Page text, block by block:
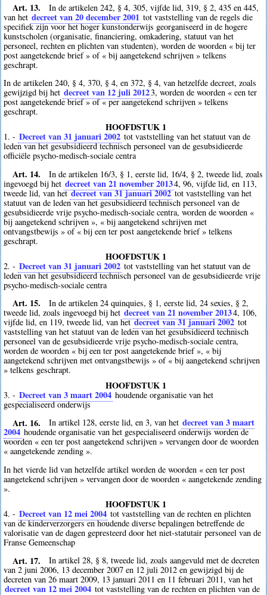
Art. 13.
In de artikelen 242, § 4, 305, vijfde lid, 319, § 2, 435 en 445,
van het decreet van 20 december 2001 tot vaststelling van de regels die
specifiek zijn voor het hoger kunstonderwijs georganiseerd in de hogere
kunstscholen (organisatie, financiering, omkadering, statuut van het
personeel, rechten en plichten van studenten), worden de woorden « bij ter
post aangetekende brief » of « bij aangetekend schrijven » telkens
geschrapt.
In de artikelen 240, § 4, 370, § 4, en 372, § 4, van hetzelfde decreet, zoals
gewijzigd bij het decreet van 12 juli 20123, worden de woorden « een ter
post aangetekende brief » of « per aangetekend schrijven » telkens
geschrapt.
HOOFDSTUK 1
1. - Decreet van 31 januari 2002 tot vaststelling van het statuut van de
leden van het gesubsidieerd technisch personeel van de gesubsidieerde
officiële psycho-medisch-sociale centra
Art. 14.
In de artikelen 16/3, § 1, eerste lid, 16/4, § 2, tweede lid, zoals
ingevoegd bij het decreet van 21 november 20134, 96, vijfde lid, en 113,
tweede lid, van hetdecreet van 31 januari 2002tot vaststelling van het
statuut van de leden van het gesubsidieerd technisch personeel van de
gesubsidieerde vrije psycho-medisch-sociale centra, worden de woorden «
bij aangetekend schrijven », « bij aangetekend schrijven met
ontvangstbewijs » of « bij een ter post aangetekende brief » telkens
geschrapt.
HOOFDSTUK 1
2. - Decreet van 31 januari 2002 tot vaststelling van het statuut van de
leden van het gesubsidieerd technisch personeel van de gesubsidieerde vrije
psycho-medisch-sociale centra
Art. 15.
In de artikelen 24 quinquies, § 1, eerste lid, 24 sexies, § 2,
tweede lid, zoals ingevoegd bij het decreet van 21 november 20134, 106,
vijfde lid, en 119, tweede lid, van hetdecreet van 31 januari 2002 tot
vaststelling van het statuut van de leden van het gesubsidieerd technisch
personeel van de gesubsidieerde vrije psycho-medisch-sociale centra,
worden de woorden « bij een ter post aangetekende brief », « bij
aangetekend schrijven met ontvangstbewijs » of « bij aangetekend schrijven
» telkens geschrapt.
HOOFDSTUK 1
3. - Decreet van 3 maart 2004 houdende organisatie van het
gespecialiseerd onderwijs
Art. 16. In artikel 128, eerste lid, en 3, van het decreet van 3 maart
2004 houdende organisatie van het gespecialiseerd onderwijs worden de
woorden « een ter post aangetekend schrijven » vervangen door de woorden
« aangetekende zending ».
In het vierde lid van hetzelfde artikel worden de woorden « een ter post
aangetekend schrijven » vervangen door de woorden « aangetekende zending
».
HOOFDSTUK 1
4. - Decreet van 12 mei 2004 tot vaststelling van de rechten en plichten
van de kinderverzorgers en houdende diverse bepalingen betreffende de
valorisatie van de dagen gepresteerd door het niet-statutair personeel van de
Franse Gemeenschap
Art. 17.
In artikel 28, § 8, tweede lid, zoals aangevuld met de decreten
van 2 juni 2006, 13 december 2007 en 12 juli 2012 en gewijzigd bij de
decreten van 26 maart 2009, 13 januari 2011 en 11 februari 2011, van het
decreet van 12 mei 2004 tot vaststelling van de rechten en plichten van de